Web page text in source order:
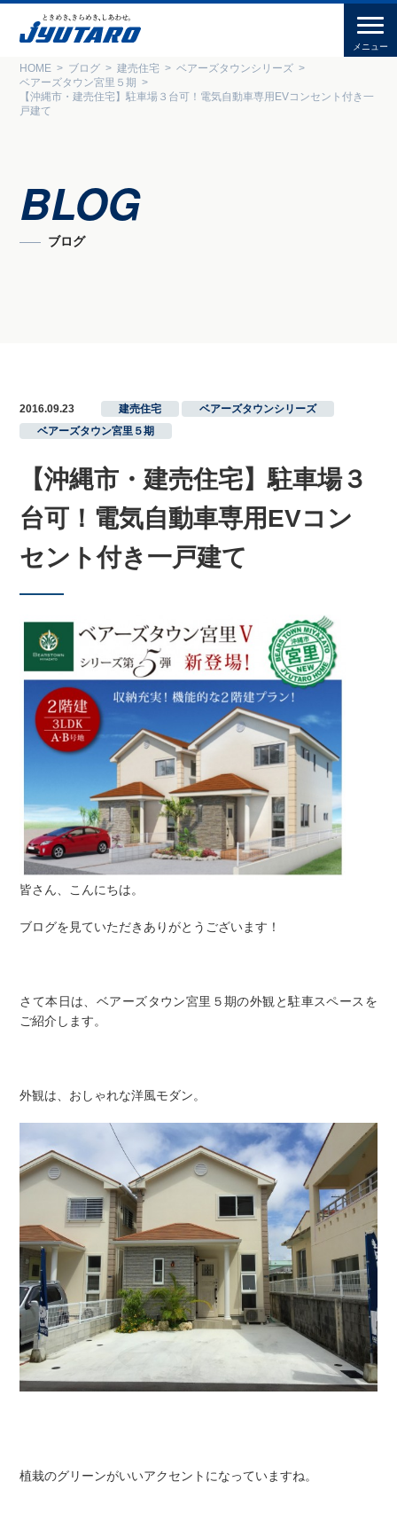
HOME ブログ 建売住宅
ベアーズタウンシリーズ
ベアーズタウン宮里５期
【沖縄市・建売住宅】駐車場３台可！電気自動車専用EVコンセント付き一
戸建て
BLOG
ブログ
2016.09.23 建売住宅 ベアーズタウンシリーズ
ベアーズタウン宮里５期
【沖縄市・建売住宅】駐車場３
台可！電気自動車専用EVコン
セント付き一戸建て
皆さん、こんにちは。
ブログを見ていただきありがとうございます！
さて本日は、ベアーズタウン宮里５期の外観と駐車スペースを
ご紹介します。
外観は、おしゃれな洋風モダン。
植栽のグリーンがいいアクセントになっていますね。